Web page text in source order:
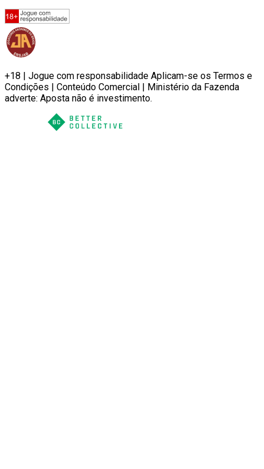
+18 | Jogue com responsabilidade Aplicam-se os Termos e
Condições | Conteúdo Comercial | Ministério da Fazenda
adverte: Aposta não é investimento.